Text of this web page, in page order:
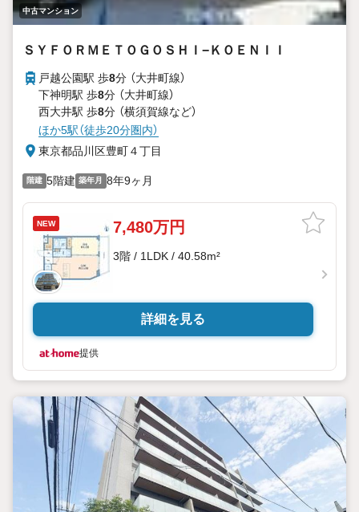
中古マンション
ＳＹＦＯＲＭＥＴＯＧＯＳＨＩ−ＫＯＥＮＩＩ
戸越公園駅 歩8分 （大井町線）
下神明駅 歩8分 （大井町線）
西大井駅 歩8分 （横須賀線など）
ほか5駅（徒歩20分圏内）
東京都品川区豊町４丁目
階建 5階建 築年月 8年9ヶ月
NEW 7,480万円
3階 / 1LDK / 40.58m²
詳細を見る
提供